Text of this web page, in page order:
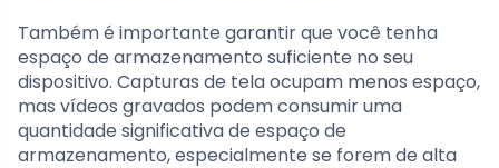
Também é importante garantir que você tenha
espaço de armazenamento suficiente no seu
dispositivo. Capturas de tela ocupam menos espaço,
mas vídeos gravados podem consumir uma
quantidade significativa de espaço de
armazenamento, especialmente se forem de alta